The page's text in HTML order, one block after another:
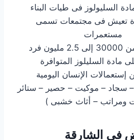
السليولوز فى طيات البناء
تعيش فى مجتمعات تسمى
مستعمرات
يقدر عددها من 30000 إلى 2.5 مليون فرد
مادة السليلوز المتوافرة
إستعمالات الإنسان اليومية
سجاد – موكيت – حصير – ستائر
ومراتب – أثاث خشبى )
في الشارقة